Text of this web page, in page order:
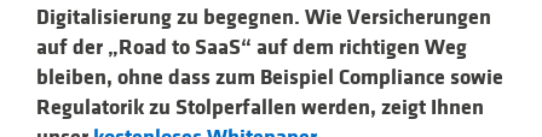
Digitalisierung zu begegnen. Wie Versicherungen
auf der „Road to SaaS“ auf dem richtigen Weg
bleiben, ohne dass zum Beispiel Compliance sowie
Regulatorik zu Stolperfallen werden, zeigt Ihnen